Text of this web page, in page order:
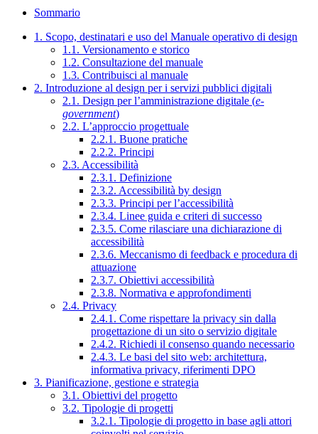
Sommario
1. Scopo, destinatari e uso del Manuale operativo di design
1.1. Versionamento e storico
1.2. Consultazione del manuale
1.3. Contribuisci al manuale
2. Introduzione al design per i servizi pubblici digitali
2.1. Design per l’amministrazione digitale (e-
government)
2.2. L’approccio progettuale
2.2.1. Buone pratiche
2.2.2. Principi
2.3. Accessibilità
2.3.1. Definizione
2.3.2. Accessibilità by design
2.3.3. Principi per l’accessibilità
2.3.4. Linee guida e criteri di successo
2.3.5. Come rilasciare una dichiarazione di
accessibilità
2.3.6. Meccanismo di feedback e procedura di
attuazione
2.3.7. Obiettivi accessibilità
2.3.8. Normativa e approfondimenti
2.4. Privacy
2.4.1. Come rispettare la privacy sin dalla
progettazione di un sito o servizio digitale
2.4.2. Richiedi il consenso quando necessario
2.4.3. Le basi del sito web: architettura,
informativa privacy, riferimenti DPO
3. Pianificazione, gestione e strategia
3.1. Obiettivi del progetto
3.2. Tipologie di progetti
3.2.1. Tipologie di progetto in base agli attori